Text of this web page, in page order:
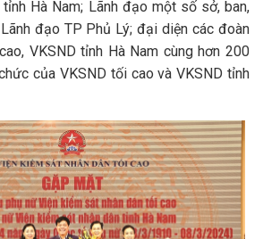
Hà Nam; Lãnh đạo một số sở, ban,
đạo TP Phủ Lý; đại diện các đoàn
VKSND tỉnh Hà Nam cùng hơn 200
của VKSND tối cao và VKSND tỉnh